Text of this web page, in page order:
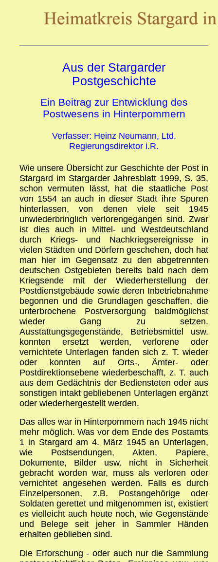
Aus der Stargarder
Postgeschichte
Ein Beitrag zur Entwicklung des
Postwesens in Hinterpommern
Verfasser: Heinz Neumann, Ltd.
Regierungsdirektor i.R.
Wie unsere Übersicht zur Geschichte der Post in
Stargard im Stargarder Jahresblatt 1999, S. 35,
schon vermuten lässt, hat die staatliche Post
von 1554 an auch in dieser Stadt ihre Spuren
hinterlassen, von denen viele seit 1945
unwiederbringlich verlorengegangen sind. Zwar
ist dies auch in Mittel- und Westdeutschland
durch Kriegs- und Nachkriegsereignisse in
vielen Städten und Dörfern geschehen, doch hat
man hier im Gegensatz zu den abgetrennten
deutschen Ostgebieten bereits bald nach dem
Kriegsende mit der Wiederherstellung der
Postdienstgebäude sowie deren Inbetriebnahme
begonnen und die Grundlagen geschaffen, die
unterbrochene Postversorgung baldmöglichst
wieder Gang zu setzen.
Ausstattungsgegenstände, Betriebsmittel usw.
konnten ersetzt werden, verlorene oder
vernichtete Unterlagen fanden sich z. T. wieder
oder konnten auf Orts-, Ämter- oder
Postdirektionsebene wiederbeschafft, z. T. auch
aus dem Gedächtnis der Bediensteten oder aus
sonstigen intakt gebliebenen Unterlagen ergänzt
oder wiederhergestellt werden.
Das alles war in Hinterpommern nach 1945 nicht
mehr möglich. Was vor dem Ende des Postamts
1 in Stargard am 4. März 1945 an Unterlagen,
wie Postsendungen, Akten, Papiere,
Dokumente, Bilder usw. nicht in Sicherheit
gebracht worden war, muss als verloren oder
vernichtet angesehen werden. Falls es durch
Einzelpersonen, z.B. Postangehörige oder
Soldaten gerettet und mitgenommen ist, existiert
es vielleicht auch heute noch, wie Gegenstände
und Belege seit jeher in Sammler Händen
erhalten geblieben sind.
Die Erforschung - oder auch nur die Sammlung